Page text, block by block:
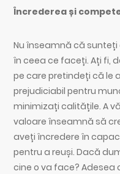
Încrederea și
Nu înseamnă că
în ceea ce faceți. Ați fi,
pe care pretindeți că le
prejudiciabil pentru
minimizați calitățile. A
valoare înseamnă să
aveți încredere în
pentru a reuși. Dacă
cine o va face? Adesea